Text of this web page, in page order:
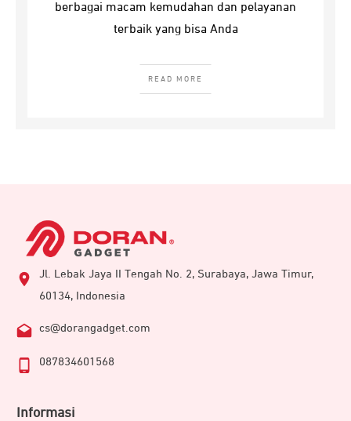
berbagai macam kemudahan dan pelayanan
terbaik yang bisa Anda
READ MORE
Jl. Lebak Jaya II Tengah No. 2, Surabaya, Jawa Timur,
60134, Indonesia
cs@dorangadget.com
087834601568
Informasi